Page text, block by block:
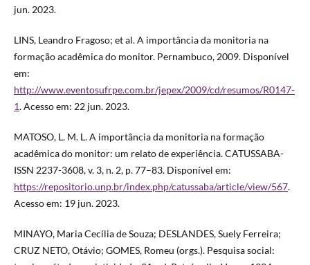
jun. 2023.
LINS, Leandro Fragoso; et al. A importância da monitoria na
formação acadêmica do monitor. Pernambuco, 2009. Disponível
em:
http://www.eventosufrpe.com.br/jepex/2009/cd/resumos/R0147-
1. Acesso em: 22 jun. 2023.
MATOSO, L. M. L. A importância da monitoria na formação
acadêmica do monitor: um relato de experiência. CATUSSABA-
ISSN 2237-3608, v. 3, n. 2, p. 77–83. Disponível em:
https://repositorio.unp.br/index.php/catussaba/article/view/567.
Acesso em: 19 jun. 2023.
MINAYO, Maria Cecília de Souza; DESLANDES, Suely Ferreira;
CRUZ NETO, Otávio; GOMES, Romeu (orgs.). Pesquisa social: